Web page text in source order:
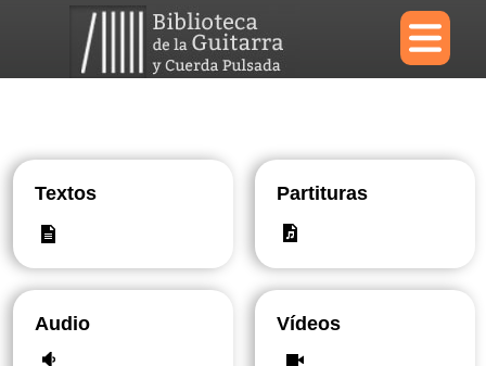
×
Menu
Área personal Reproductor
Textos Partituras
Audio Vídeos